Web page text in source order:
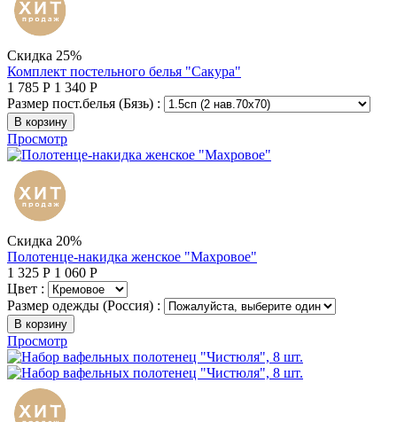
Скидка 25%
Комплект постельного белья "Сакура"
1 785 Р 1 340 Р
Размер пост.белья (Бязь) :
В корзину
Просмотр
Скидка 20%
Полотенце-накидка женское "Махровое"
1 325 Р 1 060 Р
Цвет :
Размер одежды (Россия) :
В корзину
Просмотр